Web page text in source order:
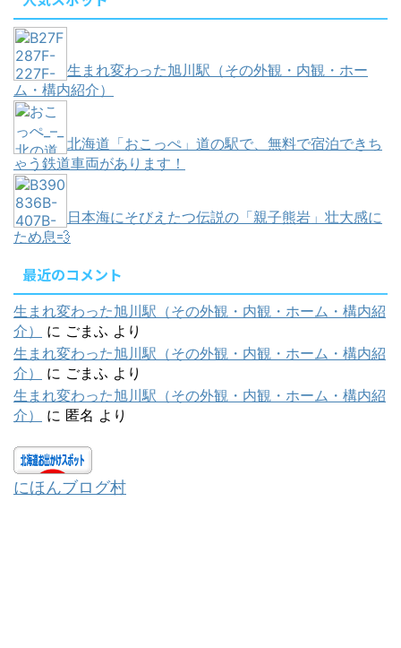
生まれ変わった旭川駅（その外観・内観・ホー
ム・構内紹介）
北海道「おこっぺ」道の駅で、無料で宿泊できち
ゃう鉄道車両があります！
日本海にそびえたつ伝説の「親子熊岩」壮大感に
ため息💨
最近のコメント
生まれ変わった旭川駅（その外観・内観・ホーム・構内紹
介）
に ごまふ より
生まれ変わった旭川駅（その外観・内観・ホーム・構内紹
介）
に ごまふ より
生まれ変わった旭川駅（その外観・内観・ホーム・構内紹
介）
に 匿名 より
にほんブログ村